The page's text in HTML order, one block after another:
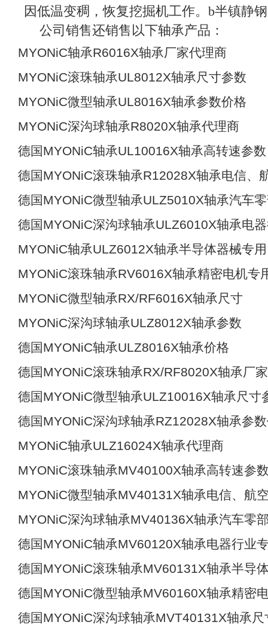
因低温变稠，恢复挖掘机工作。b半镇静
公司销售还销售以下轴承产品：
MYONiC轴承R6016X轴承厂家代理商
MYONiC滚珠轴承UL8012X轴承尺寸参数
MYONiC微型轴承UL8016X轴承参数价格
MYONiC深沟球轴承R8020X轴承代理商
德国MYONiC轴承UL10016X轴承高转速参数
德国MYONiC滚珠轴承R12028X轴承电信、
德国MYONiC微型轴承ULZ5010X轴承汽车
德国MYONiC深沟球轴承ULZ6010X轴承电
MYONiC轴承ULZ6012X轴承半导体器械专用
MYONiC滚珠轴承RV6016X轴承精密电机专
MYONiC微型轴承RX/RF6016X轴承尺寸
MYONiC深沟球轴承ULZ8012X轴承参数
德国MYONiC轴承ULZ8016X轴承价格
德国MYONiC滚珠轴承RX/RF8020X轴承厂
德国MYONiC微型轴承ULZ10016X轴承尺寸
德国MYONiC深沟球轴承RZ12028X轴承参
MYONiC轴承ULZ16024X轴承代理商
MYONiC滚珠轴承MV40100X轴承高转速参
MYONiC微型轴承MV40131X轴承电信、航
MYONiC深沟球轴承MV40136X轴承汽车零
德国MYONiC轴承MV60120X轴承电器行业
德国MYONiC滚珠轴承MV60131X轴承半导
德国MYONiC微型轴承MV60160X轴承精密
德国MYONiC深沟球轴承MVT40131X轴承尺